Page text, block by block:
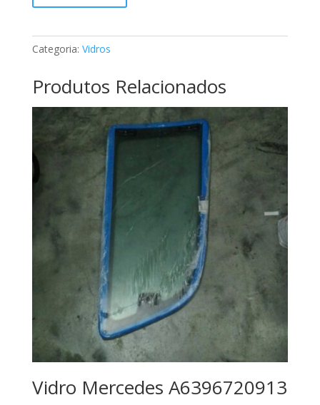
Vidro
A1247201118
Categoria: Vidros
Produtos Relacionados
Vidro Mercedes A6396720913